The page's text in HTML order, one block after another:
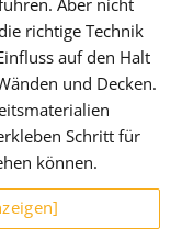
richtige Technik
auf den Halt
und Decken.
Schritt für
können.